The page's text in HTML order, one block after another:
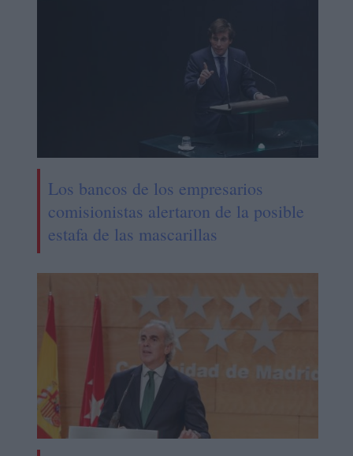
Los bancos de los empresarios
comisionistas alertaron de la posible
estafa de las mascarillas